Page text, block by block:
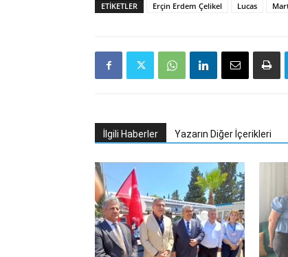
ETIKETLER Erçin Erdem Çelikel Lucas
İlgili Haberler Yazarın Diğer İçerikleri